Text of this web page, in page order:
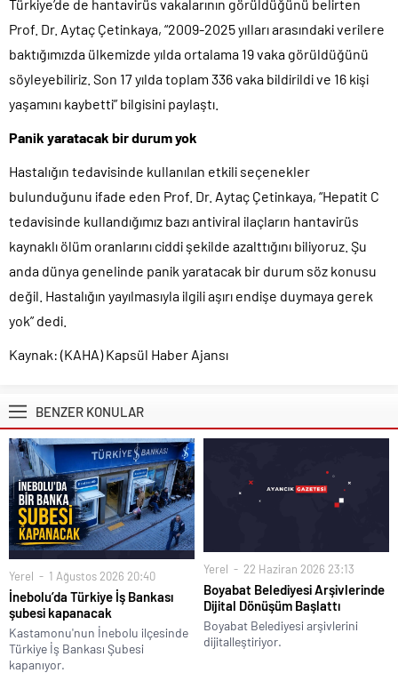
Türkiye’de de hantavirüs vakalarının görüldüğünü belirten
Prof. Dr. Aytaç Çetinkaya, “2009-2025 yılları arasındaki verilere
baktığımızda ülkemizde yılda ortalama 19 vaka görüldüğünü
söyleyebiliriz. Son 17 yılda toplam 336 vaka bildirildi ve 16 kişi
yaşamını kaybetti” bilgisini paylaştı.
Panik yaratacak bir durum yok
Hastalığın tedavisinde kullanılan etkili seçenekler
bulunduğunu ifade eden Prof. Dr. Aytaç Çetinkaya, “Hepatit C
tedavisinde kullandığımız bazı antiviral ilaçların hantavirüs
kaynaklı ölüm oranlarını ciddi şekilde azalttığını biliyoruz. Şu
anda dünya genelinde panik yaratacak bir durum söz konusu
değil. Hastalığın yayılmasıyla ilgili aşırı endişe duymaya gerek
yok” dedi.
Kaynak: (KAHA) Kapsül Haber Ajansı
BENZER KONULAR
Yerel 1 Ağustos 2026 20:40
İnebolu’da Türkiye İş Bankası
şubesi kapanacak
Kastamonu'nun İnebolu ilçesinde
Türkiye İş Bankası Şubesi
kapanıyor.
Yerel 22 Haziran 2026 23:13
Boyabat Belediyesi Arşivlerinde
Dijital Dönüşüm Başlattı
Boyabat Belediyesi arşivlerini
dijitalleştiriyor.